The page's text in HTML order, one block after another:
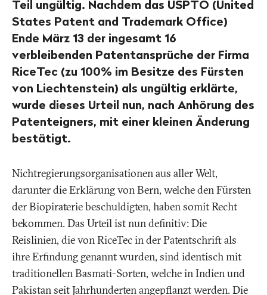
Teil ungültig. Nachdem das USPTO (United
States Patent and Trademark Office)
Ende März 13 der ingesamt 16
verbleibenden Patentansprüche der Firma
RiceTec (zu 100% im Besitze des Fürsten
von Liechtenstein) als ungültig erklärte,
wurde dieses Urteil nun, nach Anhörung des
Patenteigners, mit einer kleinen Änderung
bestätigt.
Nichtregierungsorganisationen aus aller Welt,
darunter die Erklärung von Bern, welche den Fürsten
der Biopiraterie beschuldigten, haben somit Recht
bekommen. Das Urteil ist nun definitiv: Die
Reislinien, die von RiceTec in der Patentschrift als
ihre Erfindung genannt wurden, sind identisch mit
traditionellen Basmati-Sorten, welche in Indien und
Pakistan seit Jahrhunderten angepflanzt werden. Die